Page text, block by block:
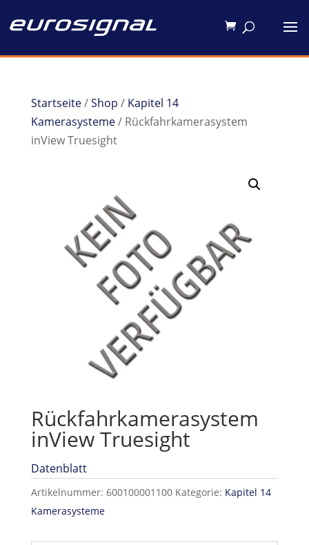
Startseite/Shop / Kapitel 14
Kamerasysteme/ Rückfahrkamerasystem
inView Truesight
Rückfahrkamerasystem
inView Truesight
Datenblatt
Artikelnummer: 600100001100 Kategorie: Kapitel 14
Kamerasysteme